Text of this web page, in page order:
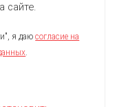
сайте.
я даюсогласие на
.